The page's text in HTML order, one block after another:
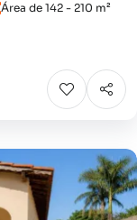
Área de 142 - 210 m²